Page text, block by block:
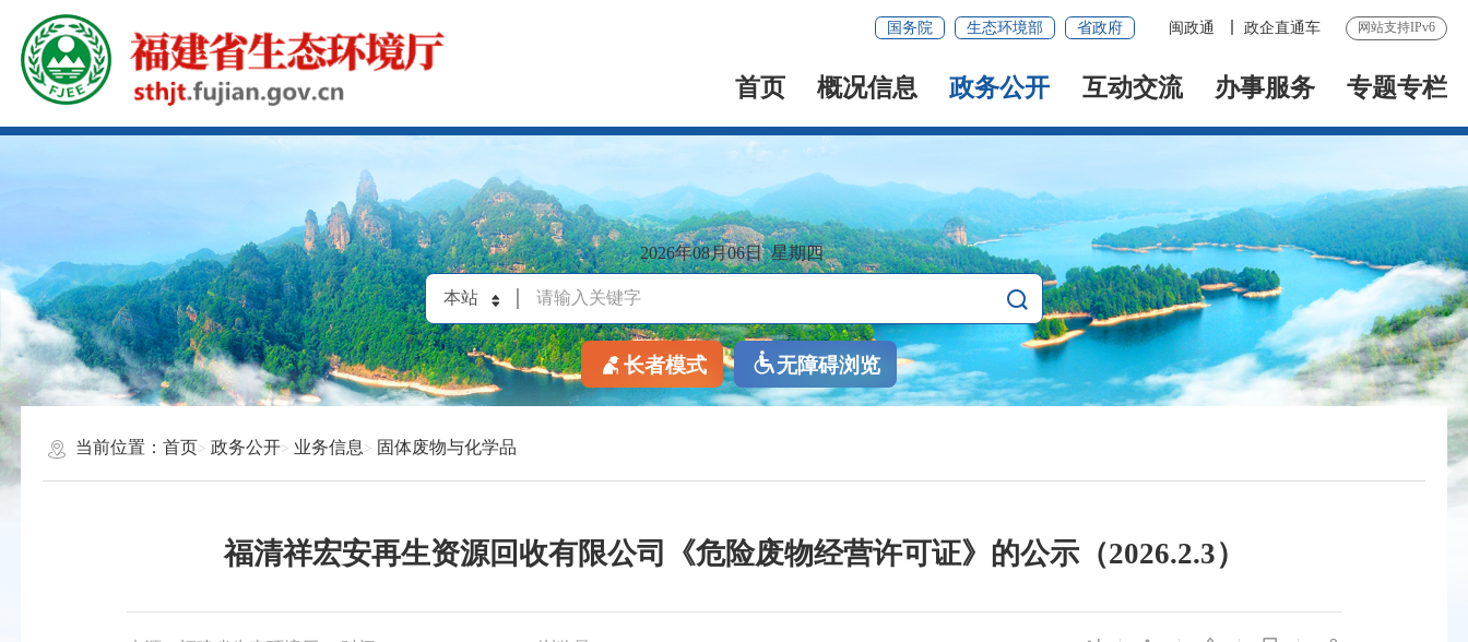
国务院 生态环境部 省政府 闽政通 政企直通车 网站支持IPv6
首页 概况信息 政务公开 互动交流 办事服务 专题专栏
2026年08月06日 星期四
长者模式 无障碍浏览
当前位置：首页 政务公开 业务信息 固体废物与化学品
福清祥宏安再生资源回收有限公司《危险废物经营许可证》的公示（2026.2.3）